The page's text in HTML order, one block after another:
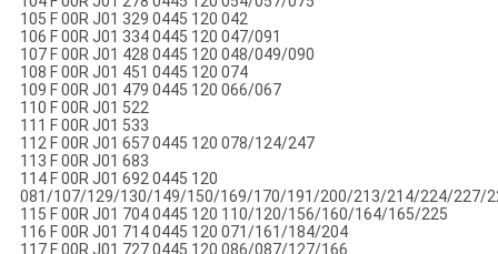
105 F 00R J01 329 0445 120 042
106 F 00R J01 334 0445 120 047/091
107 F 00R J01 428 0445 120 048/049/090
108 F 00R J01 451 0445 120 074
109 F 00R J01 479 0445 120 066/067
110 F 00R J01 522
111 F 00R J01 533
112 F 00R J01 657 0445 120 078/124/247
113 F 00R J01 683
114 F 00R J01 692 0445 120
081/107/129/130/149/150/169/170/191/200/213/214/224/227/
115 F 00R J01 704 0445 120 110/120/156/160/164/165/225
116 F 00R J01 714 0445 120 071/161/184/204
117 F 00R J01 727 0445 120 086/087/127/166